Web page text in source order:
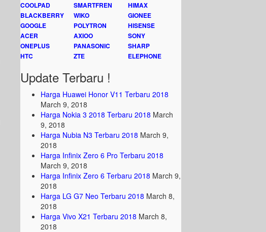
COOLPAD
SMARTFREN
HIMAX
BLACKBERRY
WIKO
GIONEE
GOOGLE
POLYTRON
HISENSE
ACER
AXIOO
SONY
ONEPLUS
PANASONIC
SHARP
HTC
ZTE ELEPHONE
Update Terbaru !
Harga Huawei Honor V11 Terbaru 2018
March 9, 2018
Harga Nokia 3 2018 Terbaru 2018 March
9, 2018
Harga Nubia N3 Terbaru 2018 March 9,
2018
Harga Infinix Zero 6 Pro Terbaru 2018
March 9, 2018
Harga Infinix Zero 6 Terbaru 2018 March 9,
2018
Harga LG G7 Neo Terbaru 2018 March 8,
2018
Harga Vivo X21 Terbaru 2018 March 8,
2018